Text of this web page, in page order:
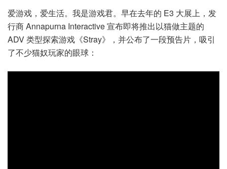
爱游戏，爱生活。我是游戏君。早在去年的 E3 大展上，发
行商 Annapurna Interactive 宣布即将推出以猫做主题的
ADV 类型探索游戏《Stray》，并公布了一段预告片，吸引
了不少猫奴玩家的眼球：